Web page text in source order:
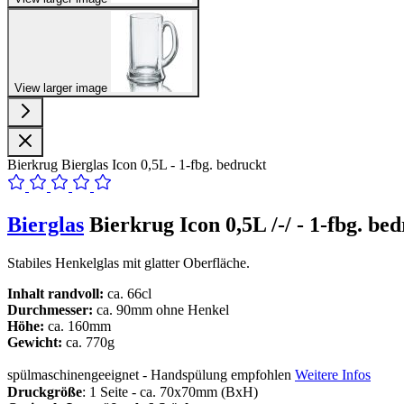
View larger image
Bierkrug Bierglas Icon 0,5L - 1-fbg. bedruckt
Bierglas Bierkrug Icon 0,5L /-/ - 1-fbg.
Stabiles Henkelglas mit glatter Oberfläche.
Inhalt randvoll: ca. 66cl
Durchmesser: ca. 90mm ohne Henkel
Höhe: ca. 160mm
Gewicht: ca. 770g
spülmaschinengeeignet - Handspülung empfohlen Weitere Infos
Druckgröße: 1 Seite - ca. 70x70mm (BxH)